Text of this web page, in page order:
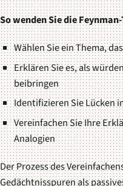
So wenden Sie die
Wählen Sie ein Thema,
Erklären Sie es, als
beibringen
Identifizieren Sie Lücken
Vereinfachen Sie Ihre
Analogien
Der Prozess des
Gedächtnisspuren als